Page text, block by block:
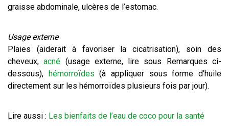
graisse abdominale, ulcères de l’estomac.
Usage externe
Plaies (aiderait à favoriser la cicatrisation), soin des
cheveux,acné (usage externe, lire sous Remarques ci-
dessous), hémorroïdes (à appliquer sous forme d’huile
directement sur les hémorroïdes plusieurs fois par jour).
Lire aussi : Les bienfaits de l’eau de coco pour la santé